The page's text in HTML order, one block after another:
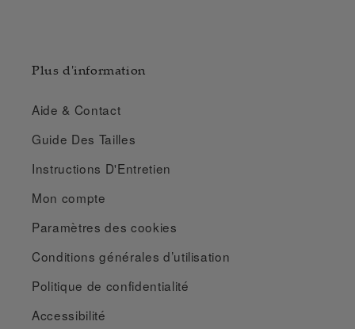
Plus d'information
Aide & Contact
Guide Des Tailles
Instructions D'Entretien
Mon compte
Paramètres des cookies
Conditions générales d’utilisation
Politique de confidentialité
Accessibilité